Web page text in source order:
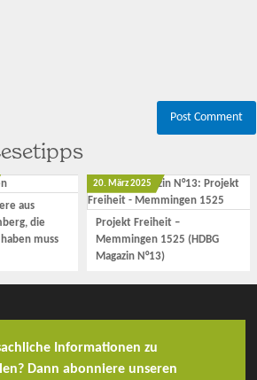
aus
die
muss
20. März 2025
Projekt Freiheit –
Memmingen 1525 (HDBG
Magazin N°13)
Informationen zu
Dann abonniere unseren